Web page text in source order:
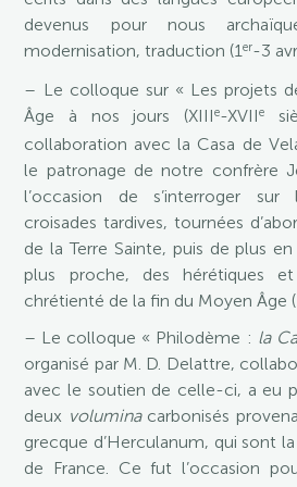
devenus pour nous
modernisation, traduction (1er-3
– Le colloque sur « Les projets
Âge à nos jours (XIIIe-XVIIe
collaboration avec la Casa de
le patronage de notre confrère
l’occasion de s’interroger
croisades tardives, tournées
de la Terre Sainte, puis de plus
plus proche, des hérétiques
chrétienté de la fin du Moyen Âge
– Le colloque « Philodème : la
organisé par M. D. Delattre,
avec le soutien de celle-ci, a eu
deux voluminacarbonisés
grecque d’Herculanum, qui sont
de France. Ce fut l’occasion